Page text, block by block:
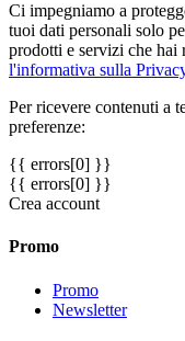
Ci impegniamo a
tuoi dati personali solo
prodotti e servizi che
l'informativa sulla
Per ricevere contenuti a
preferenze:
{{ errors[0] }}
{{ errors[0] }}
Crea account
Promo
Promo
Newsletter